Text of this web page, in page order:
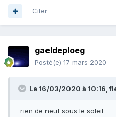
Citer
gaeldeploeg
Posté(e) 17 mars 2020
Le 16/03/2020 à 10:16,
rien de neuf sous le soleil